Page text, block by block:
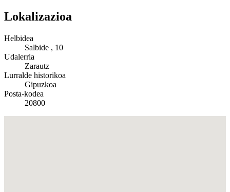
Lokalizazioa
Helbidea
Salbide , 10
Udalerria
Zarautz
Lurralde historikoa
Gipuzkoa
Posta-kodea
20800